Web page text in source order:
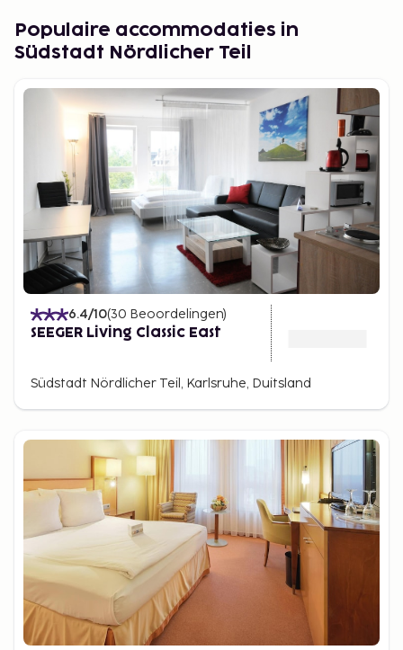
Populaire accommodaties in
Südstadt Nördlicher Teil
6.4/10(30 Beoordelingen)
SEEGER Living Classic East
Südstadt Nördlicher Teil, Karlsruhe, Duitsland